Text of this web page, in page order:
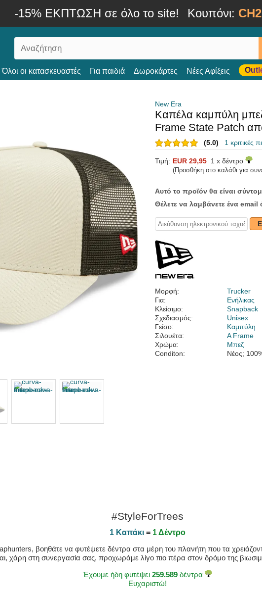
-15% ΕΚΠΤΩΣΗ σε όλο το site! Κουπόνι:
Όλοι οι κατασκευαστές Για παιδιά Δωροκάρτες Νέες Αφίξεις
New Era
Καπέλα καμπύλη
Frame State Patch
(5.0) 1 κριτικές
Τιμή: EUR 29,95 1 x δέντρο
(Προσθήκη στο καλάθι για
Αυτό το προϊόν θα είναι
Θέλετε να λαμβάνετε ένα email
Μορφή:
Trucker
Για:
Ενήλικας
Κλείσιμο:
Snapback
Σχεδιασμός:
Unisex
Γείσο:
Καμπύλη
Σιλουέτα:
A Frame
Χρώμα:
Μπεζ
Conditon:
Νέος;
#StyleForTrees
1 Καπάκι = 1 Δέντρο
βοηθάτε να φυτέψετε δέντρα στα μέρη του πλανήτη που τα
χάρη στη συνεργασία σας, προχωράμε λίγο πιο πέρα στον δρόμο της
Έχουμε ήδη φυτέψει 259.589 δέντρα
Ευχαριστώ!